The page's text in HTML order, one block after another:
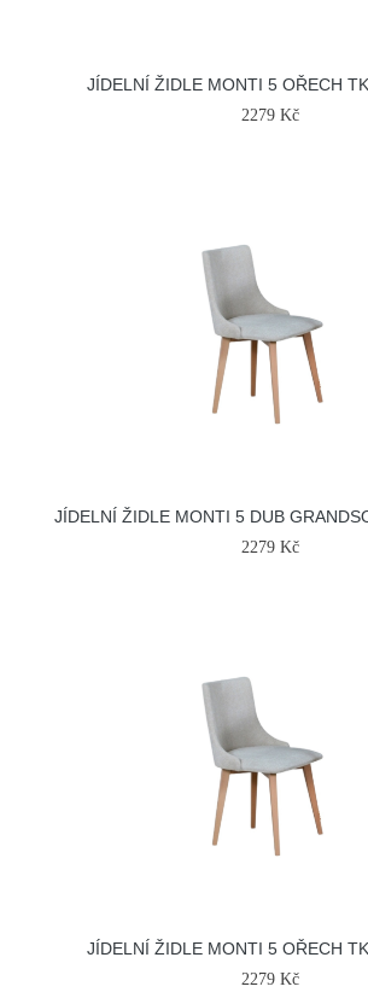
JÍDELNÍ ŽIDLE MONTI 5 OŘECH
2279 Kč
JÍDELNÍ ŽIDLE MONTI 5 DUB
2279 Kč
JÍDELNÍ ŽIDLE MONTI 5 OŘECH
2279 Kč